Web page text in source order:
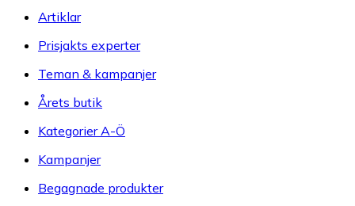
Artiklar
Prisjakts experter
Teman & kampanjer
Årets butik
Kategorier A-Ö
Kampanjer
Begagnade produkter